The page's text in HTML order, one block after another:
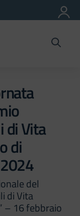
di Vita
di
del
di Vita
– 16 febbraio